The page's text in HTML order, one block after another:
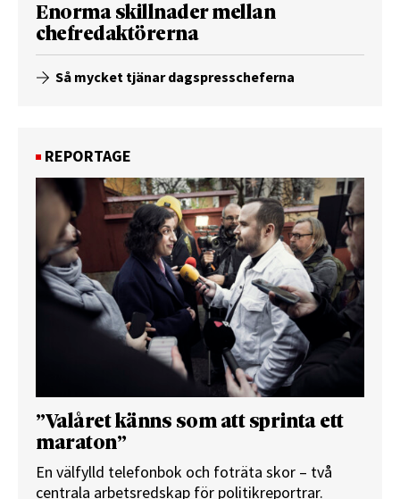
Enorma skillnader mellan
chefredaktörerna
Så mycket tjänar dagspresscheferna
REPORTAGE
”Valåret känns som att sprinta ett
maraton”
En välfylld telefonbok och foträta skor – två
centrala arbetsredskap för politikreportrar.